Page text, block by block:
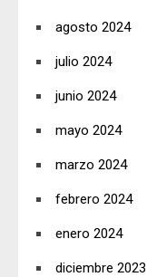
agosto 2024
julio 2024
junio 2024
mayo 2024
marzo 2024
febrero 2024
enero 2024
diciembre 2023